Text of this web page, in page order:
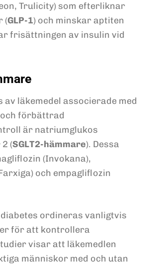
Trulicity) som efterliknar
(GLP-1) och minskar aptiten
frisättningen av insulin vid
av läkemedel associerade med
förbättrad
är natriumglukos
(SGLT2-hämmare). Dessa
(Invokana),
och empagliflozin
ordineras vanligtvis
för att kontrollera
visar att läkemedlen
människor med och utan